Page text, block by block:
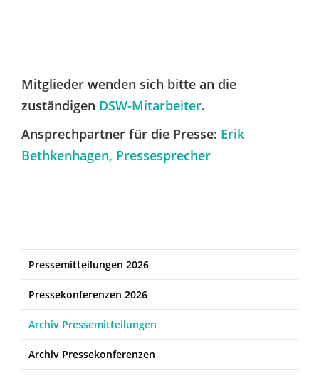
Mitglieder wenden sich bitte an die
zuständigen DSW-Mitarbeiter.
Ansprechpartner für die Presse: Erik
Bethkenhagen, Pressesprecher
Pressemitteilungen 2026
Pressekonferenzen 2026
Archiv Pressemitteilungen
Archiv Pressekonferenzen